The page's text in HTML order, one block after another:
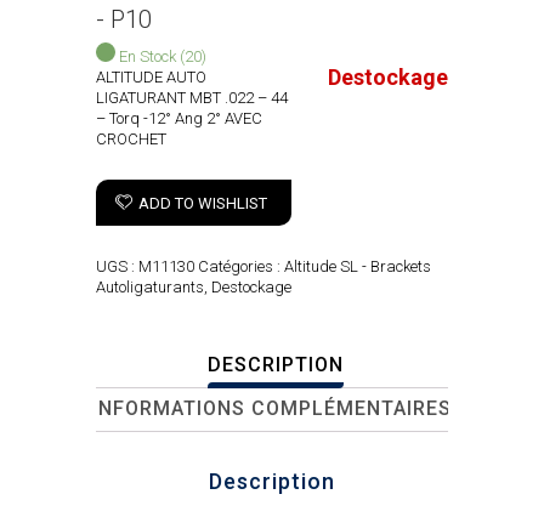
- P10
En Stock (20)
ALTITUDE AUTO
LIGATURANT MBT .022 – 44
– Torq -12° Ang 2° AVEC
CROCHET
Destockage
ADD TO WISHLIST
UGS : M11130 Catégories : Altitude SL - Brackets
Autoligaturants, Destockage
DESCRIPTION
INFORMATIONS COMPLÉMENTAIRES
Description